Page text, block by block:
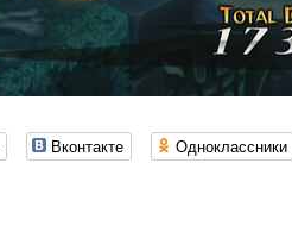
Вконтакте Одноклассники